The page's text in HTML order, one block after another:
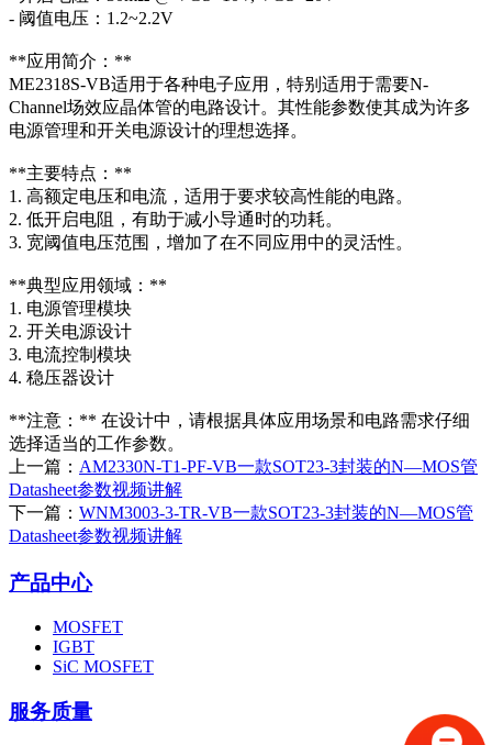
- 阈值电压：1.2~2.2V
**应用简介：**
ME2318S-VB适用于各种电子应用，特别适用于需要N-
Channel场效应晶体管的电路设计。其性能参数使其成为许多
电源管理和开关电源设计的理想选择。
**主要特点：**
1. 高额定电压和电流，适用于要求较高性能的电路。
2. 低开启电阻，有助于减小导通时的功耗。
3. 宽阈值电压范围，增加了在不同应用中的灵活性。
**典型应用领域：**
1. 电源管理模块
2. 开关电源设计
3. 电流控制模块
4. 稳压器设计
**注意：** 在设计中，请根据具体应用场景和电路需求仔细
选择适当的工作参数。
上一篇： AM2330N-T1-PF-VB一款SOT23-3封装的N—MOS管
Datasheet参数视频讲解
下一篇： WNM3003-3-TR-VB一款SOT23-3封装的N—MOS管
Datasheet参数视频讲解
产品中心
MOSFET
IGBT
SiC MOSFET
服务质量